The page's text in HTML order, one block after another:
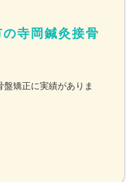
寺岡鍼灸接骨
矯正に実績がありま